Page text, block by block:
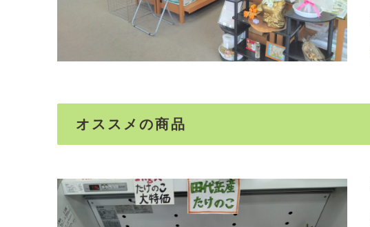
オススメの商品